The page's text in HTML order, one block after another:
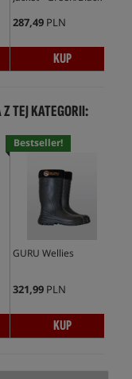
287,49 PLN
KUP
TEJ KATEGORII:
Bestseller!
GURU Wellies
321,99 PLN
KUP